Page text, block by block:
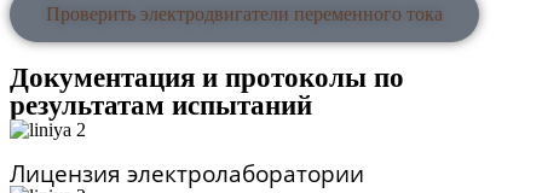
Проверить электродвигатели переменного тока
Документация и протоколы по
результатам испытаний
Лицензия электролаборатории